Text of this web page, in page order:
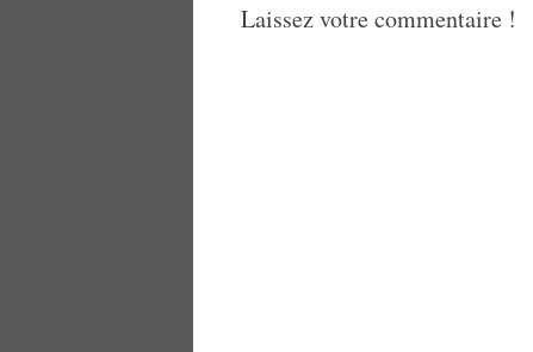
Laissez votre commentaire !